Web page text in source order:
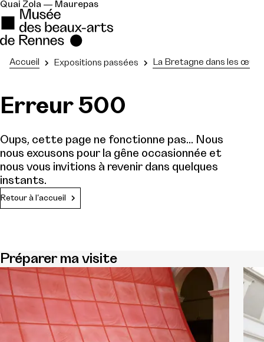
Quai Zola — Maurepas
Accueil Expositions passées La Bretagne dans les
Erreur 500
Oups, cette page ne fonctionne pas... Nous
nous excusons pour la gêne occasionnée et
nous vous invitions à revenir dans quelques
instants.
Retour à l'accueil
Préparer ma visite